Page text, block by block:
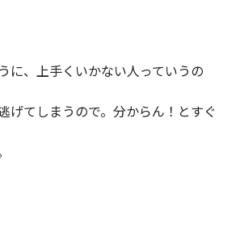
に、上手くいかない人っていうの
げてしまうので。分からん！とすぐ